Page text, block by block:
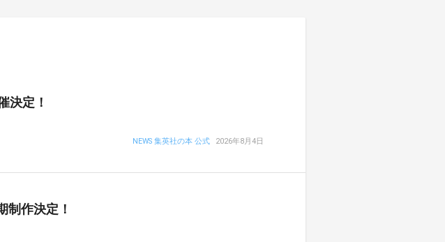
決定！
NEWS 集英社の本 公式 2026年8月4日
制作決定！